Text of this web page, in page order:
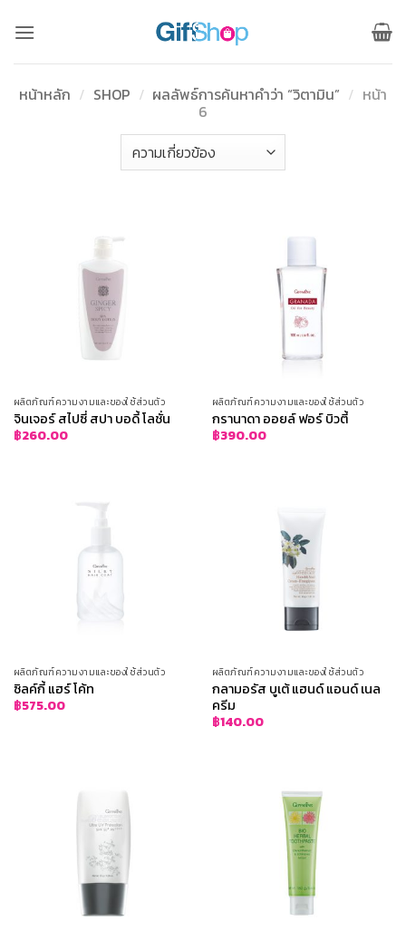
หน้าหลัก / SHOP / ผลลัพธ์การค้นหาคำว่า “วิตามิน” / หน้า
6
ผลิตภัณฑ์ความงามและของใช้ส่วนตัว
จินเจอร์ สไปซี่ สปา บอดี้ โลชั่น
฿260.00
ผลิตภัณฑ์ความงามและของใช้ส่วนตัว
กรานาดา ออยล์ ฟอร์ บิวตี้
฿390.00
ผลิตภัณฑ์ความงามและของใช้ส่วนตัว
ซิลค์กี้ แฮร์ โค้ท
฿575.00
ผลิตภัณฑ์ความงามและของใช้ส่วนตัว
กลามอรัส บูเต้ แฮนด์ แอนด์ เนล
ครีม
฿140.00